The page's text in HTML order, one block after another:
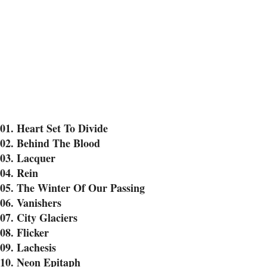
01. Heart Set To Divide
02. Behind The Blood
03. Lacquer
04. Rein
05. The Winter Of Our Passing
06. Vanishers
07. City Glaciers
08. Flicker
09. Lachesis
10. Neon Epitaph